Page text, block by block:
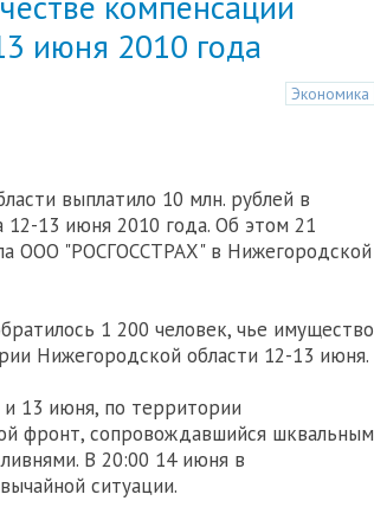
июня 2010 года
Экономика
выплатило 10 млн. рублей в
12-13 июня 2010 года. Об этом 21
ООО "РОСГОССТРАХ" в Нижегородской
1 200 человек, чье имущество
Нижегородской области 12-13 июня.
13 июня, по территории
фронт, сопровождавшийся шквальным
В 20:00 14 июня в
ситуации.